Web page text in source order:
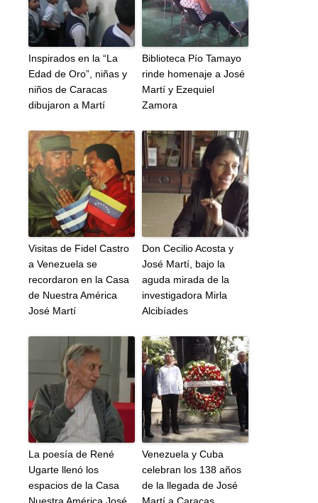
Inspirados en la “La
Edad de Oro”, niñas y
niños de Caracas
dibujaron a Martí
Biblioteca Pío Tamayo
rinde homenaje a José
Martí y Ezequiel
Zamora
Visitas de Fidel Castro
a Venezuela se
recordaron en la Casa
de Nuestra América
José Martí
Don Cecilio Acosta y
José Martí, bajo la
aguda mirada de la
investigadora Mirla
Alcibíades
La poesía de René
Ugarte llenó los
espacios de la Casa
Venezuela y Cuba
celebran los 138 años
de la llegada de José